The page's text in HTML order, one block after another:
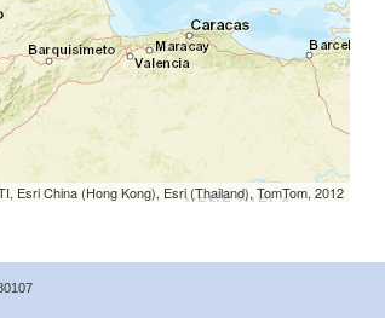
China (Hong Kong), Esri (Thailand), TomTom, 2012